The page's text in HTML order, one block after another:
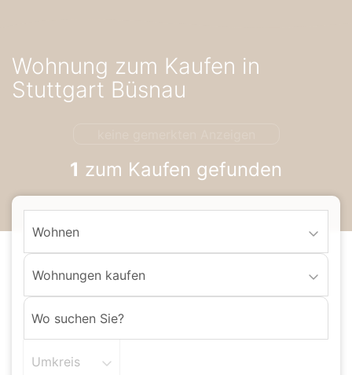
zur
Navigation
zum
Wohnung zum Kaufen in
Stuttgart Büsnau
1 zum Kaufen gefunden
Wohnen
Wohnungen kaufen
Umkreis